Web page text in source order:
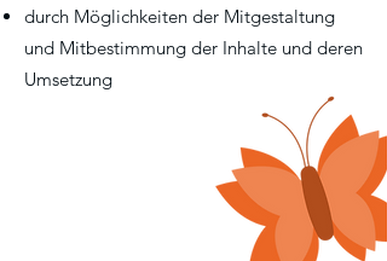
durch Möglichkeiten der Mitgestaltung
und Mitbestimmung der Inhalte und deren
Umsetzung